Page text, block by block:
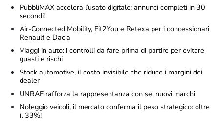
PubbliMAX accelera l’usato digitale: annunci completi in 30
secondi!
Air-Connected Mobility, Fit2You e Retexa per i concessionari
Renault e Dacia
Viaggi in auto: i controlli da fare prima di partire per evitare
guasti e rischi
Stock automotive, il costo invisibile che riduce i margini dei
dealer
UNRAE rafforza la rappresentanza con sei nuovi marchi
Noleggio veicoli, il mercato conferma il peso strategico: oltre
il 33%!